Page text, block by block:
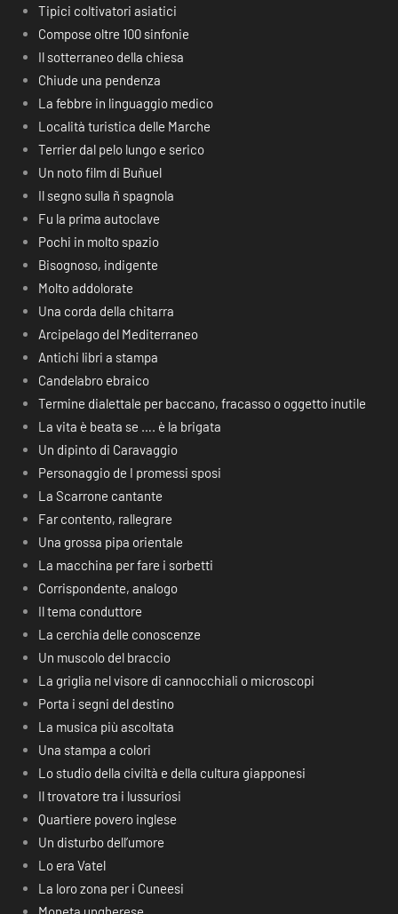
Tipici coltivatori asiatici
Compose oltre 100 sinfonie
Il sotterraneo della chiesa
Chiude una pendenza
La febbre in linguaggio medico
Località turistica delle Marche
Terrier dal pelo lungo e serico
Un noto film di Buñuel
Il segno sulla ñ spagnola
Fu la prima autoclave
Pochi in molto spazio
Bisognoso, indigente
Molto addolorate
Una corda della chitarra
Arcipelago del Mediterraneo
Antichi libri a stampa
Candelabro ebraico
Termine dialettale per baccano, fracasso o oggetto inutile
La vita è beata se …. è la brigata
Un dipinto di Caravaggio
Personaggio de I promessi sposi
La Scarrone cantante
Far contento, rallegrare
Una grossa pipa orientale
La macchina per fare i sorbetti
Corrispondente, analogo
Il tema conduttore
La cerchia delle conoscenze
Un muscolo del braccio
La griglia nel visore di cannocchiali o microscopi
Porta i segni del destino
La musica più ascoltata
Una stampa a colori
Lo studio della civiltà e della cultura giapponesi
Il trovatore tra i lussuriosi
Quartiere povero inglese
Un disturbo dell’umore
Lo era Vatel
La loro zona per i Cuneesi